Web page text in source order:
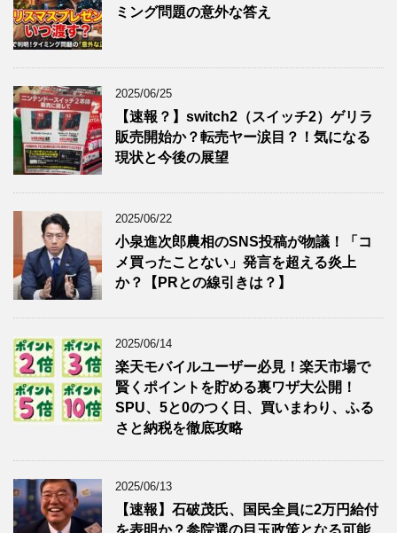
ミング問題の意外な答え
2025/06/25
【速報？】switch2（スイッチ2）ゲリラ
販売開始か？転売ヤー涙目？！気になる
現状と今後の展望
2025/06/22
小泉進次郎農相のSNS投稿が物議！「コ
メ買ったことない」発言を超える炎上
か？【PRとの線引きは？】
2025/06/14
楽天モバイルユーザー必見！楽天市場で
賢くポイントを貯める裏ワザ大公開！
SPU、5と0のつく日、買いまわり、ふる
さと納税を徹底攻略
2025/06/13
【速報】石破茂氏、国民全員に2万円給付
を表明か？参院選の目玉政策となる可能